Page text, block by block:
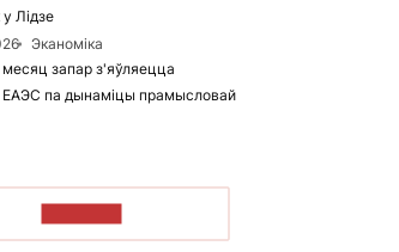
у Лідзе
Эканоміка
запар з'яўляецца
ЕАЭС па дынаміцы прамысловай